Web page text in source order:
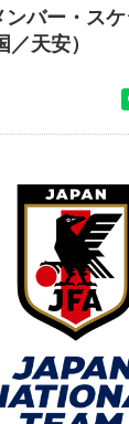
ンバー・ス
天安）